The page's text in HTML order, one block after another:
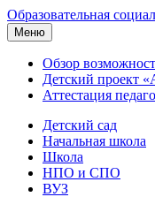
Образовательная
Меню
Обзор
Детский проект
Аттестация
Детский сад
Начальная школа
Школа
НПО и СПО
ВУЗ